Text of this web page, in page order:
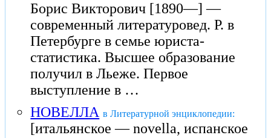
Борис Викторович [1890—] —
современный литературовед. Р. в
Петербурге в семье юриста-
статистика. Высшее образование
получил в Льеже. Первое
выступление в …
НОВЕЛЛА в Литературной энциклопедии:
[итальянское — novella, испанское